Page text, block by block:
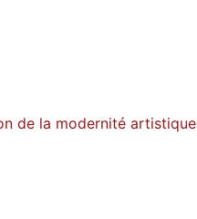
de la modernité artistique